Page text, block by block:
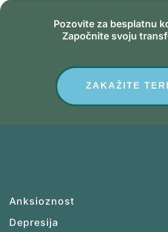
Pozovite za besplatnu
Započnite svoju
ZAKAŽITE
Anksioznost
Depresija